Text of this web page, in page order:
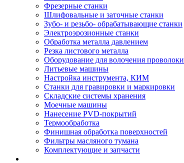
Фрезерные станки
Шлифовальные и заточные станки
Зубо- и резьбо- обрабатывающие станки
Электроэрозионные станки
Обработка металла давлением
Резка листового металла
Оборудование для волочения проволоки
Литьевые машины
Настройка инструмента, КИМ
Станки для гравировки и маркировки
Складские системы хранения
Моечные машины
Нанесение PVD-покрытий
Термообработка
Финишная обработка поверхностей
Фильтры масляного тумана
Комплектующие и запчасти